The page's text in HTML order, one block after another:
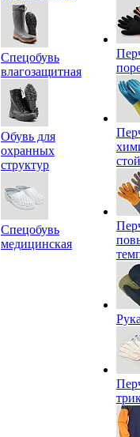
Спецобувь
влагозащитная
Обувь для
охранных
структур
Спецобувь
медицинская